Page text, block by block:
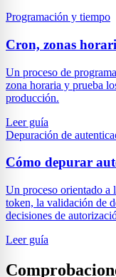
Programación y tiempo
Cron, zonas
Un proceso de
zona horaria y prueba
producción.
Leer guía
Depuración de
Cómo depurar
Un proceso orientado a
token, la validación de
decisiones de
Leer guía